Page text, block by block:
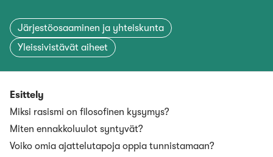
Järjestöosaaminen ja yhteiskunta
Yleissivistävät aiheet
Esittely
Miksi rasismi on filosofinen kysymys?
Miten ennakkoluulot syntyvät?
Voiko omia ajattelutapoja oppia tunnistamaan?